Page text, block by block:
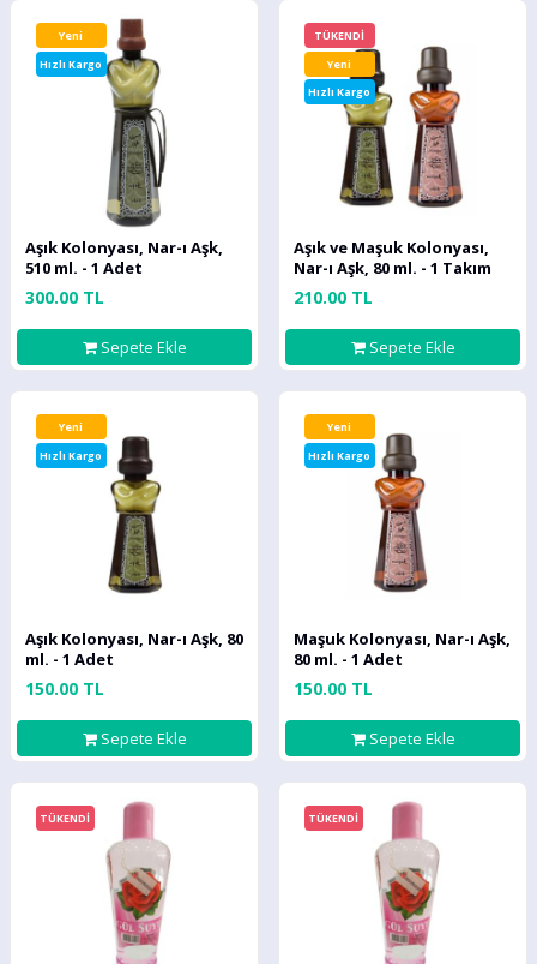
Yeni
Hızlı Kargo
Aşık Kolonyası, Nar-ı Aşk,
510 ml. - 1 Adet
300.00 TL
Sepete Ekle
TÜKENDİ
Yeni
Hızlı Kargo
Aşık ve Maşuk Kolonyası,
Nar-ı Aşk, 80 ml. - 1 Takım
210.00 TL
Sepete Ekle
Yeni
Hızlı Kargo
Aşık Kolonyası, Nar-ı Aşk, 80
ml. - 1 Adet
150.00 TL
Sepete Ekle
Yeni
Hızlı Kargo
Maşuk Kolonyası, Nar-ı Aşk,
80 ml. - 1 Adet
150.00 TL
Sepete Ekle
TÜKENDİ TÜKENDİ